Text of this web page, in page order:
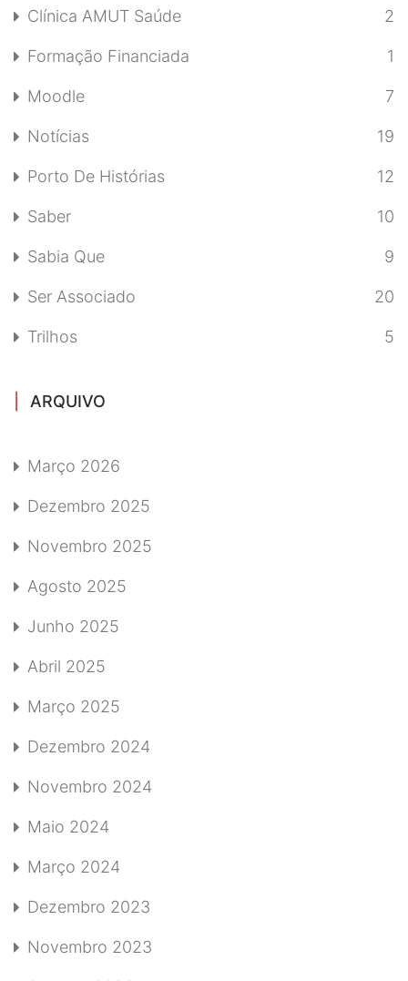
Clínica AMUT Saúde 2
Formação Financiada 1
Moodle 7
Notícias 19
Porto De Histórias 12
Saber 10
Sabia Que 9
Ser Associado 20
Trilhos 5
ARQUIVO
Março 2026
Dezembro 2025
Novembro 2025
Agosto 2025
Junho 2025
Abril 2025
Março 2025
Dezembro 2024
Novembro 2024
Maio 2024
Março 2024
Dezembro 2023
Novembro 2023